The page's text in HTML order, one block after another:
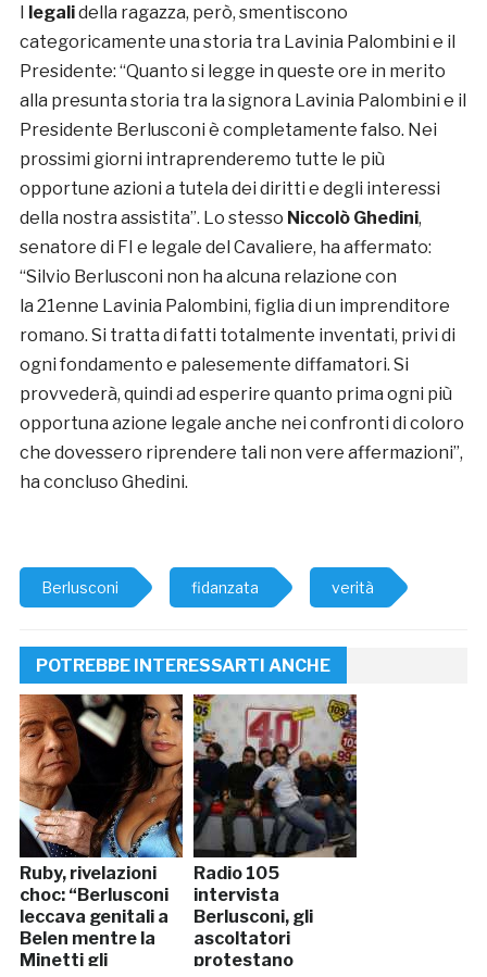
legalidella ragazza, però, smentiscono
categoricamente una storia tra Lavinia Palombini e il
Presidente: “Quanto si legge in queste ore in merito
alla presunta storia tra la signora Lavinia Palombini e il
Presidente Berlusconi è completamente falso. Nei
prossimi giorni intraprenderemo tutte le più
opportune azioni a tutela dei diritti e degli interessi
della nostra assistita”. Lo stesso Niccolò Ghedini,
senatore di FI e legale del Cavaliere, ha affermato:
“Silvio Berlusconi non ha alcuna relazione con
la 21enne Lavinia Palombini, figlia di un imprenditore
romano. Si tratta di fatti totalmente inventati, privi di
ogni fondamento e palesemente diffamatori. Si
provvederà, quindi ad esperire quanto prima ogni più
opportuna azione legale anche nei confronti di coloro
che dovessero riprendere tali non vere affermazioni”,
ha concluso Ghedini.
Berlusconi fidanzata verità
POTREBBE INTERESSARTI ANCHE
Ruby, rivelazioni
choc: “Berlusconi
leccava genitali a
Belen mentre la
Minetti gli
Radio 105
intervista
Berlusconi, gli
ascoltatori
protestano